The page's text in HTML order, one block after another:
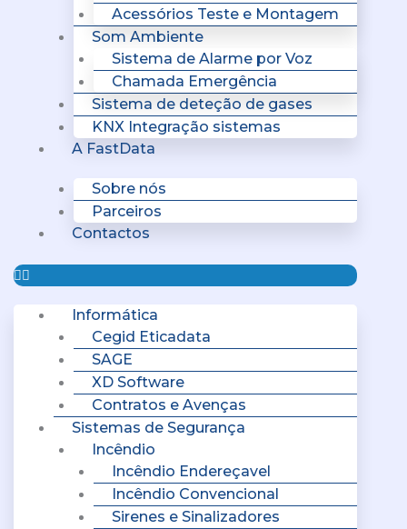
Acessórios Teste e Montagem
Som Ambiente
Sistema de Alarme por Voz
Chamada Emergência
Sistema de deteção de gases
KNX Integração sistemas
A FastData
Sobre nós
Parceiros
Contactos
Informática
Cegid Eticadata
SAGE
XD Software
Contratos e Avenças
Sistemas de Segurança
Incêndio
Incêndio Endereçavel
Incêndio Convencional
Sirenes e Sinalizadores